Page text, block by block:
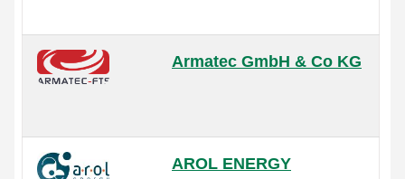
Armatec GmbH & Co KG
AROL ENERGY